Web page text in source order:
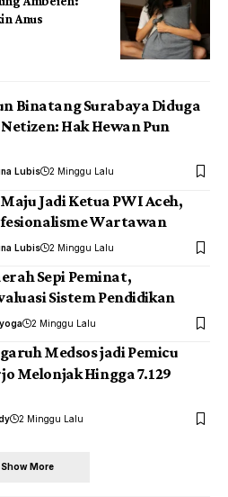
Anus
Binatang Surabaya Diduga
Hak Hewan Pun
Lubis 2 Minggu Lalu
Jadi Ketua PWI Aceh,
Wartawan
Lubis 2 Minggu Lalu
Sepi Peminat,
Sistem Pendidikan
2 Minggu Lalu
Medsos jadi Pemicu
Melonjak Hingga 7.129
2 Minggu Lalu
Show More